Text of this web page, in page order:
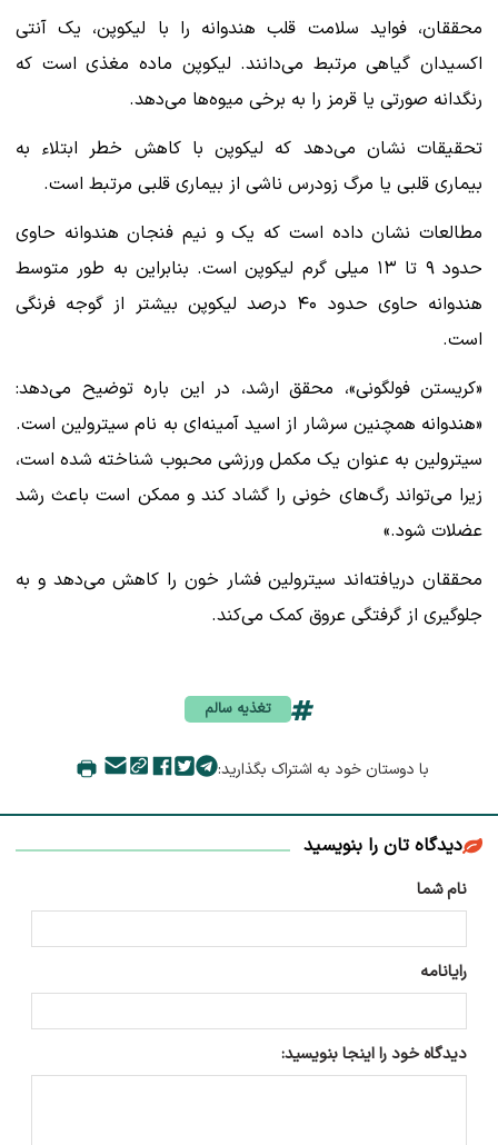
محققان، فواید سلامت قلب هندوانه را با لیکوپن، یک آنتی
اکسیدان گیاهی مرتبط می‌دانند. لیکوپن ماده مغذی است که
رنگدانه صورتی یا قرمز را به برخی میوه‌ها می‌دهد.
تحقیقات نشان می‌دهد که لیکوپن با کاهش خطر ابتلاء به
بیماری قلبی یا مرگ زودرس ناشی از بیماری قلبی مرتبط است.
مطالعات نشان داده است که یک و نیم فنجان هندوانه حاوی
حدود ۹ تا ۱۳ میلی گرم لیکوپن است. بنابراین به طور متوسط
هندوانه حاوی حدود ۴۰ درصد لیکوپن بیشتر از گوجه فرنگی
است.
«کریستن فولگونی»، محقق ارشد، در این باره توضیح می‌دهد:
«هندوانه همچنین سرشار از اسید آمینه‌ای به نام سیترولین است.
سیترولین به عنوان یک مکمل ورزشی محبوب شناخته شده است،
زیرا می‌تواند رگ‌های خونی را گشاد کند و ممکن است باعث رشد
عضلات شود.»
محققان دریافته‌اند سیترولین فشار خون را کاهش می‌دهد و به
جلوگیری از گرفتگی عروق کمک می‌کند.
تغذیه سالم
با دوستان خود به اشتراک بگذارید:
دیدگاه تان را بنویسید
نام شما
رایانامه
دیدگاه خود را اینجا بنویسید: